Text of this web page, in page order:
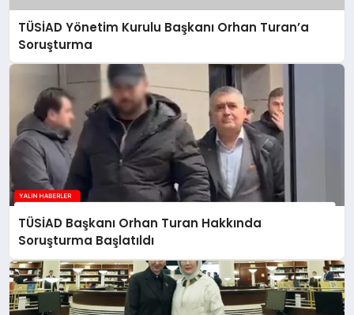
TÜSİAD Yönetim Kurulu Başkanı Orhan Turan’a
Soruşturma
TÜSİAD Başkanı Orhan Turan Hakkında
Soruşturma Başlatıldı